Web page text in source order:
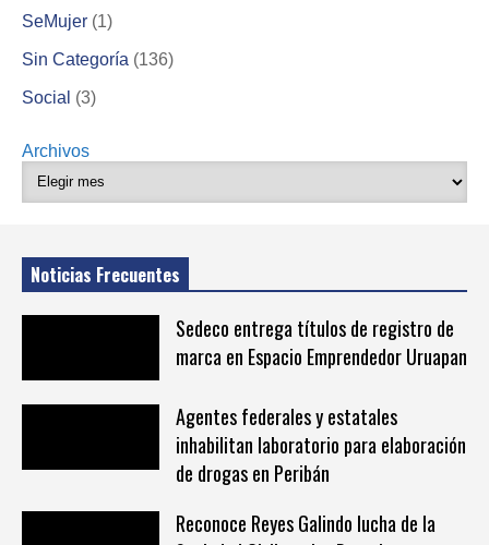
SeMujer (1)
Sin Categoría (136)
Social (3)
Archivos
Noticias Frecuentes
Sedeco entrega títulos de registro de
marca en Espacio Emprendedor Uruapan
Agentes federales y estatales
inhabilitan laboratorio para elaboración
de drogas en Peribán
Reconoce Reyes Galindo lucha de la